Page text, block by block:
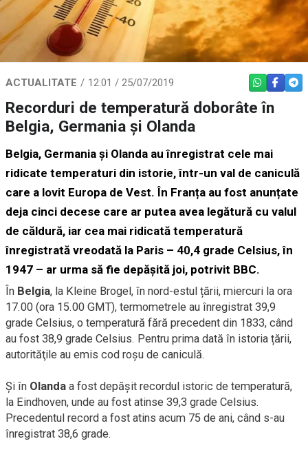
ACTUALITATE 12:01 / 25/07/2019 WHATSAPP
Recorduri de temperatură doborâte în
Belgia, Germania și Olanda
Belgia, Germania și Olanda au înregistrat cele mai
ridicate temperaturi din istorie, într-un val de caniculă
care a lovit Europa de Vest. În Franța au fost anunțate
deja cinci decese care ar putea avea legătură cu valul
de căldură, iar cea mai ridicată temperatură
înregistrată vreodată la Paris – 40,4 grade Celsius, în
1947 – ar urma să fie depășită joi, potrivit BBC.
În Belgia, la Kleine Brogel, în nord-estul țării, miercuri la ora
17.00 (ora 15.00 GMT), termometrele au înregistrat 39,9
grade Celsius, o temperatură fără precedent din 1833, când
au fost 38,9 grade Celsius. Pentru prima dată în istoria țării,
autorităţile au emis cod roşu de caniculă.
Și în Olanda a fost depășit recordul istoric de temperatură,
la Eindhoven, unde au fost atinse 39,3 grade Celsius.
Precedentul record a fost atins acum 75 de ani, când s-au
înregistrat 38,6 grade.